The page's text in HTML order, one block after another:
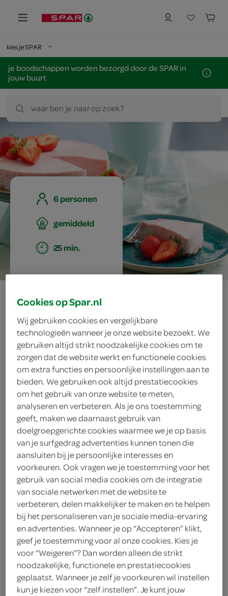
kies je SPAR
je boodschappen worden bezorgd door de SPAR in
jouw buurt
waar ben je naar op zoek?
6 personen
gemiddeld
25 min.
ontbijtkwarktaart
met
granolabodem
ingrediënten
500 gram Melkan magere kwark
400 gram aardbeien
6 blaadjes gelatine
1 eetlepel kaneelpoeder
100 gram havermout
30 gram ongezouten gemengde
noten
4 eetlepels honing
Cookies op Spar.nl
Wij gebruiken cookies en vergelijkbare
technologieën wanneer je onze website bezoekt. We
gebruiken altijd strikt noodzakelijke cookies om te
zorgen dat de website werkt en functionele cookies
om extra functies en persoonlijke instellingen aan te
bieden. We gebruiken ook altijd prestatiecookies
om het gebruik van onze website te meten,
analyseren en verbeteren. Als je ons toestemming
geeft, maken we daarnaast gebruik van
doelgroepgerichte cookies waarmee we je op basis
van je surfgedrag advertenties kunnen tonen die
aansluiten bij je persoonlijke interesses en
voorkeuren. Ook vragen we je toestemming voor het
gebruik van social media cookies om de integratie
van sociale netwerken met de website te
verbeteren, delen makkelijker te maken en te helpen
bij het personaliseren van je sociale media-ervaring
en advertenties. Wanneer je op “Accepteren” klikt,
geef je toestemming voor al onze cookies. Kies je
voor “Weigeren”? Dan worden alleen de strikt
noodzakelijke, functionele en prestatiecookies
geplaatst. Wanneer je zelf je voorkeuren wil instellen
kun je kiezen voor “zelf instellen”. Je kunt jouw